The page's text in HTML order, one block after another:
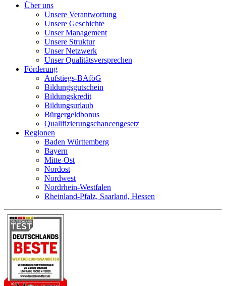
Über uns
Unsere Verantwortung
Unsere Geschichte
Unser Management
Unsere Struktur
Unser Netzwerk
Unser Qualitätsversprechen
Förderung
Aufstiegs-BAföG
Bildungsgutschein
Bildungskredit
Bildungsurlaub
Bürgergeldbonus
Qualifizierungschancengesetz
Regionen
Baden Württemberg
Bayern
Mitte-Ost
Nordost
Nordwest
Nordrhein-Westfalen
Rheinland-Pfalz, Saarland, Hessen